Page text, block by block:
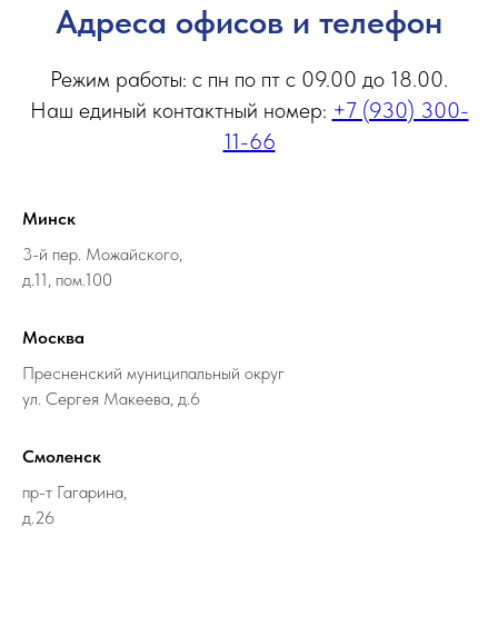
Адреса офисов и телефон
Режим работы: с пн по пт с 09.00 до 18.00.
Наш единый контактный номер: +7 (930) 300-
11-66
Минск
3-й пер. Можайского,
д.11, пом.100
Москва
Пресненский муниципальный округ
ул. Сергея Макеева, д.6
Смоленск
пр-т Гагарина,
д.26